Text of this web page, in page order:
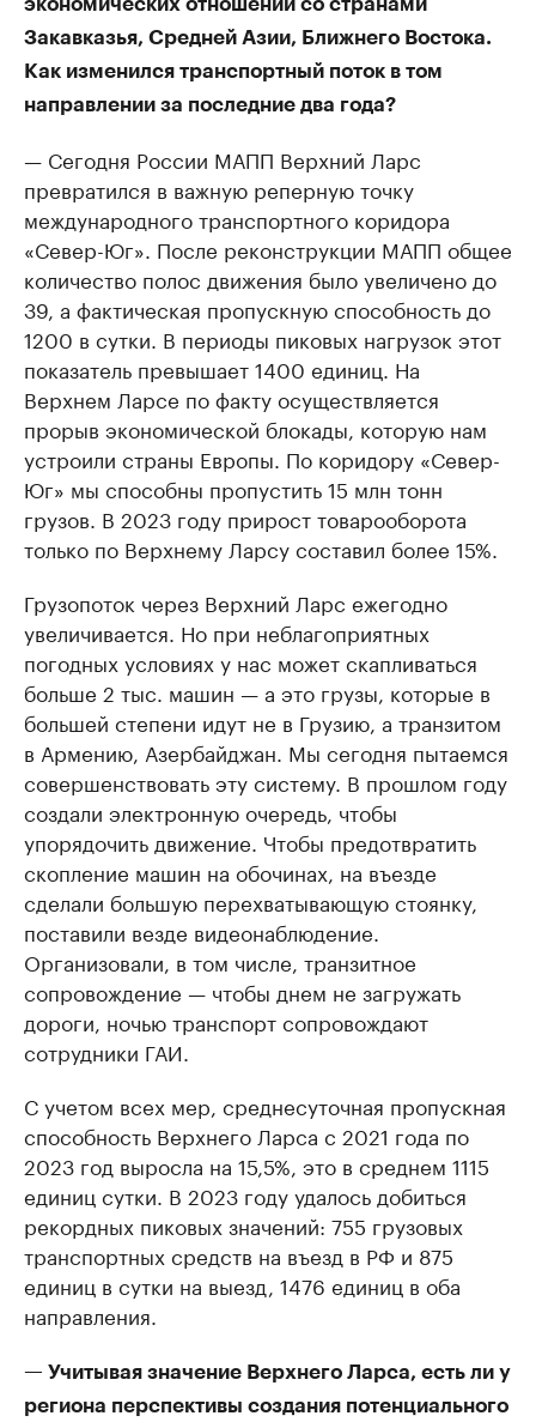
экономических отношений со странами
Закавказья, Средней Азии, Ближнего Востока.
Как изменился транспортный поток в том
направлении за последние два года?
— Сегодня России МАПП Верхний Ларс
превратился в важную реперную точку
международного транспортного коридора
«Север-Юг». После реконструкции МАПП общее
количество полос движения было увеличено до
39, а фактическая пропускную способность до
1200 в сутки. В периоды пиковых нагрузок этот
показатель превышает 1400 единиц. На
Верхнем Ларсе по факту осуществляется
прорыв экономической блокады, которую нам
устроили страны Европы. По коридору «Север-
Юг» мы способны пропустить 15 млн тонн
грузов. В 2023 году прирост товарооборота
только по Верхнему Ларсу составил более 15%.
Грузопоток через Верхний Ларс ежегодно
увеличивается. Но при неблагоприятных
погодных условиях у нас может скапливаться
больше 2 тыс. машин — а это грузы, которые в
большей степени идут не в Грузию, а транзитом
в Армению, Азербайджан. Мы сегодня пытаемся
совершенствовать эту систему. В прошлом году
создали электронную очередь, чтобы
упорядочить движение. Чтобы предотвратить
скопление машин на обочинах, на въезде
сделали большую перехватывающую стоянку,
поставили везде видеонаблюдение.
Организовали, в том числе, транзитное
сопровождение — чтобы днем не загружать
дороги, ночью транспорт сопровождают
сотрудники ГАИ.
С учетом всех мер, среднесуточная пропускная
способность Верхнего Ларса с 2021 года по
2023 год выросла на 15,5%, это в среднем 1115
единиц сутки. В 2023 году удалось добиться
рекордных пиковых значений: 755 грузовых
транспортных средств на въезд в РФ и 875
единиц в сутки на выезд, 1476 единиц в оба
направления.
— Учитывая значение Верхнего Ларса, есть ли у
региона перспективы создания потенциального